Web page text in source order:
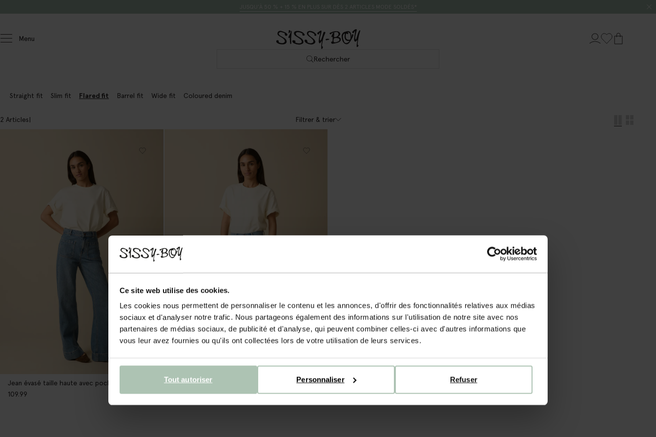
Ce site web utilise des cookies.
Les cookies nous permettent de personnaliser le contenu et les annonces, d'offrir des fonctionnalités relatives aux médias
sociaux et d'analyser notre trafic. Nous partageons également des informations sur l'utilisation de notre site avec nos
partenaires de médias sociaux, de publicité et d'analyse, qui peuvent combiner celles-ci avec d'autres informations que
vous leur avez fournies ou qu'ils ont collectées lors de votre utilisation de leurs services.
Refuser
Personnaliser
Tout autoriser
Menu
Rechercher
Straight fit Slim fit Flared fit Barrel fit Wide fit Coloured denim
2 Articles Filtrer & trier
109.99
Jean évasé taille haute - bleu
99.99